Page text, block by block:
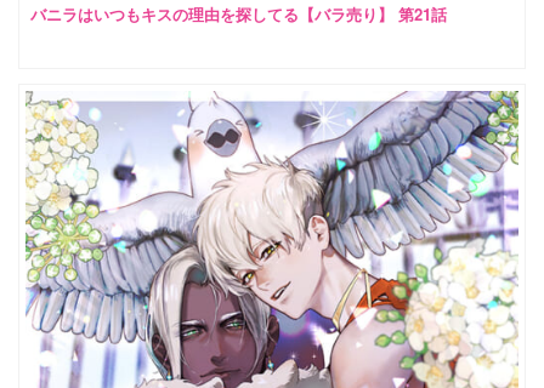
バニラはいつもキスの理由を探してる【バラ売り】 第21話